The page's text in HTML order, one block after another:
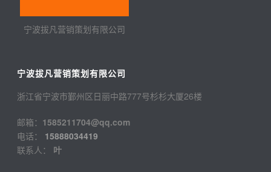
宁波拔凡营销策划有限公司
宁波拔凡营销策划有限公司
浙江省宁波市鄞州区日丽中路777号杉杉大厦26楼
邮箱： 1585211704@qq.com
电话：
15888034419
联系人： 叶